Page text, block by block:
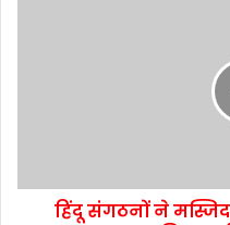
हिंदू संगठनों ने